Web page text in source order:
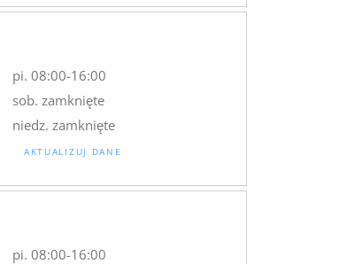
pi. 08:00-16:00
sob. zamknięte
niedz. zamknięte
AKTUALIZUJ DANE
pi. 08:00-16:00